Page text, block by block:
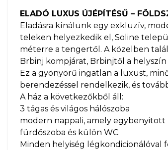
ELADÓ LUXUS ÚJÉPÍTÉSŰ –
Eladásra kínálunk egy exkluzív,
teleken helyezkedik el, Soline
méterre a tengertől. A közelben
Brbinj kompjárat, Brbinjtől a
Ez a gyönyörű ingatlan a luxust,
berendezéssel rendelkezik, és
A ház a következőkből áll:
3 tágas és világos hálószoba
modern nappali, amely
fürdőszoba és külön WC
Minden helyiség légkondicionálóval